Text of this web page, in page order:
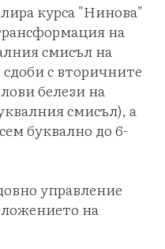
курса "Нинова"
на
смисъл на
с вторичните
белези на
смисъл), а
буквално до 6-
управление
на